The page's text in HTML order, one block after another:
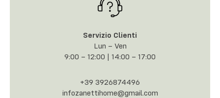
Servizio Clienti
Lun – Ven
9:00 – 12:00 | 14:00 – 17:00
+39 3926874496
infozanettihome@gmail.com